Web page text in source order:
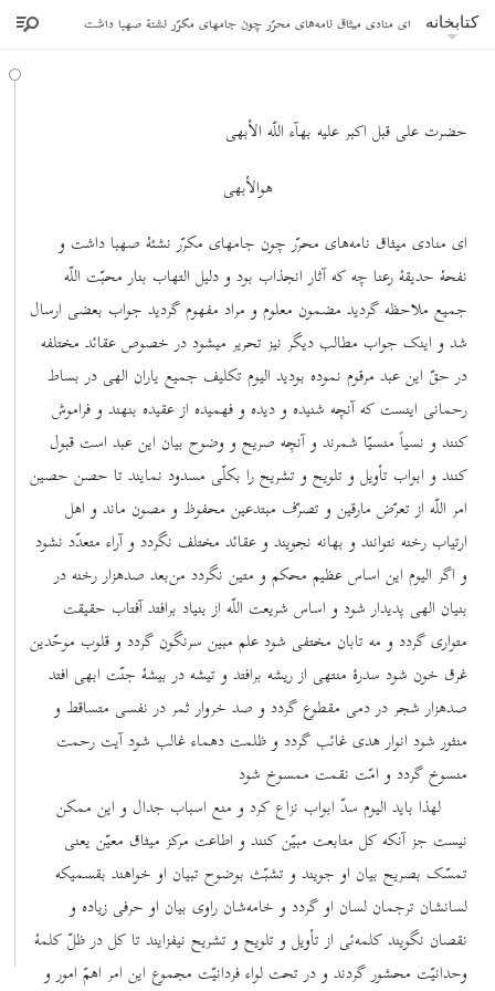
کتابخانه ای منادی میثاق نامه‌های محرّر چون جامهای مکرّر نشئۀ صهبا داشت
حضرت علی قبل اکبر علیه بهآء اللّه الأبهی
هوالأبهی
ای منادی میثاق نامه‌های محرّر چون جامهای مکرّر نشئۀ صهبا داشت و
نفحۀ حدیقۀ رعنا چه که آثار انجذاب بود و دلیل التهاب بنار محبّت اللّه
جمیع ملاحظه گردید مضمون معلوم و مراد مفهوم گردید جواب بعضی ارسال
شد و اینک جواب مطالب دیگر نیز تحریر میشود در خصوص عقائد مختلفه
در حقّ این عبد مرقوم نموده بودید الیوم تکلیف جمیع یاران الهی در بساط
رحمانی اینست که آنچه شنیده و دیده و فهمیده از عقیده بنهند و فراموش
کنند و نسیاً منسیّا شمرند و آنچه صریح و وضوح بیان این عبد است قبول
کنند و ابواب تأویل و تلویح و تشریح را بکلّی مسدود نمایند تا حصن حصین
امر اللّه از تعرّض مارقین و تصرّف مبتدعین محفوظ و مصون ماند و اهل
ارتیاب رخنه نتوانند و بهانه نجویند و عقائد مختلف نگردد و آراء متعدّد نشود
و اگر الیوم این اساس عظیم محکم و متین نگردد من‌بعد صدهزار رخنه در
بنیان الهی پدیدار شود و اساس شریعت اللّه از بنیاد برافتد آفتاب حقیقت
متواری گردد و مه تابان مختفی شود علم مبین سرنگون گردد و قلوب موحّدین
غرق خون شود سدرۀ منتهی از ریشه برافتد و تیشه در بیشۀ جنّت ابهی افتد
صدهزار شجر در دمی مقطوع گردد و صد خروار ثمر در نفسی متساقط و
منثور شود انوار هدی غائب گردد و ظلمت دهماء غالب شود آیت رحمت
منسوخ گردد و امّت نقمت ممسوخ شود
لهذا باید الیوم سدّ ابواب نزاع کرد و منع اسباب جدال و این ممکن
نیست جز آنکه کل متابعت مبیّن کنند و اطاعت مرکز میثاق معیّن یعنی
تمسّک بصریح بیان او جویند و تشبّث بوضوح تبیان او خواهند بقسمیکه
لسانشان ترجمان لسان او گردد و خامه‌شان راوی بیان او حرفی زیاده و
نقصان نگویند کلمه‌ئی از تأویل و تلویح و تشریح نیفزایند تا کل در ظلّ کلمۀ
وحدانیّت محشور گردند و در تحت لواء فردانیّت مجموع این امر اهمّ امور و